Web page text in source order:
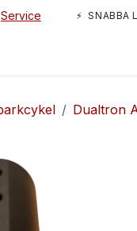
Service ⚡ SNABBA
Dualtron